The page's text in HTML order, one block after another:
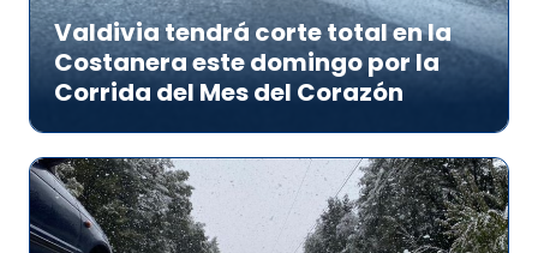
Valdivia tendrá corte total en la
Costanera este domingo por la
Corrida del Mes del Corazón